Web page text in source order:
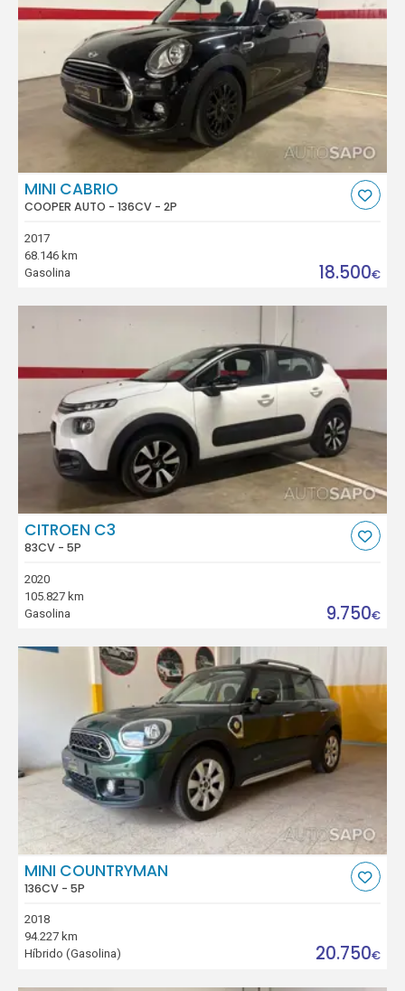
MINI CABRIO
COOPER AUTO - 136CV - 2P
2017
68.146 km
Gasolina
18.500€
CITROEN C3
83CV - 5P
2020
105.827 km
Gasolina
9.750€
MINI COUNTRYMAN
136CV - 5P
2018
94.227 km
Híbrido (Gasolina)
20.750€